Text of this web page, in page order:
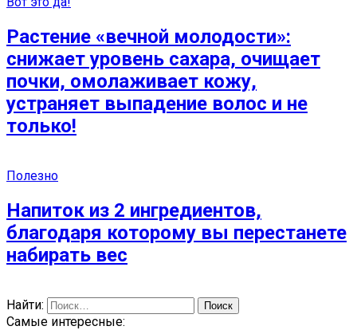
Растение «вечной молодости»:
снижает уровень сахара, очищает
почки, омолаживает кожу,
устраняет выпадение волос и не
только!
Полезно
Напиток из 2 ингредиентов,
благодаря которому вы перестанете
набирать вес
Найти:
Самые интересные: